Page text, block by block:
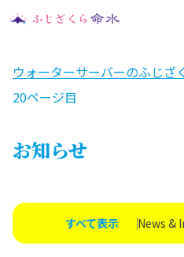
ウォーターサーバーのふじざ
20ページ目
お知らせ
すべて表示 News &